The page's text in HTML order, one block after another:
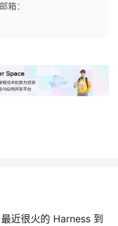
箱：
近很火的 Harness 到